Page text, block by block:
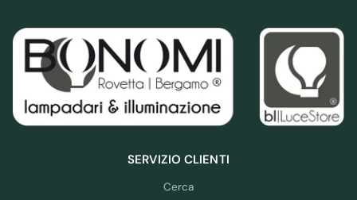
SERVIZIO CLIENTI
Cerca